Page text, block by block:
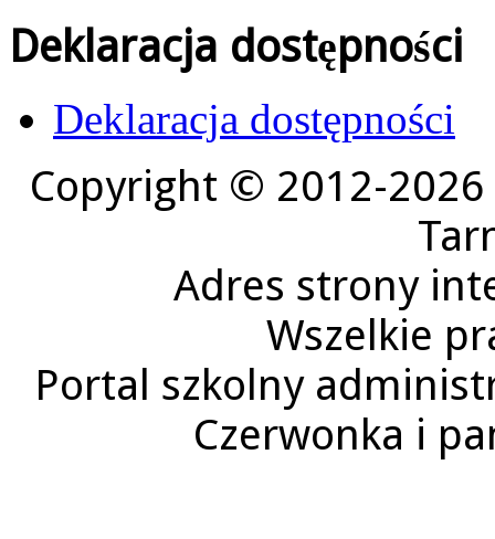
Deklaracja dostępności
Deklaracja dostępności
Copyright © 2012-2026
Adres strony
Wszelkie
Portal szkolny
Czerwonka i